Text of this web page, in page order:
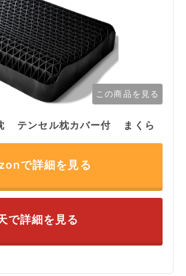
この商品を見る
枕 テンセル枕カバー付 まくら
で詳細を見る
で詳細を見る